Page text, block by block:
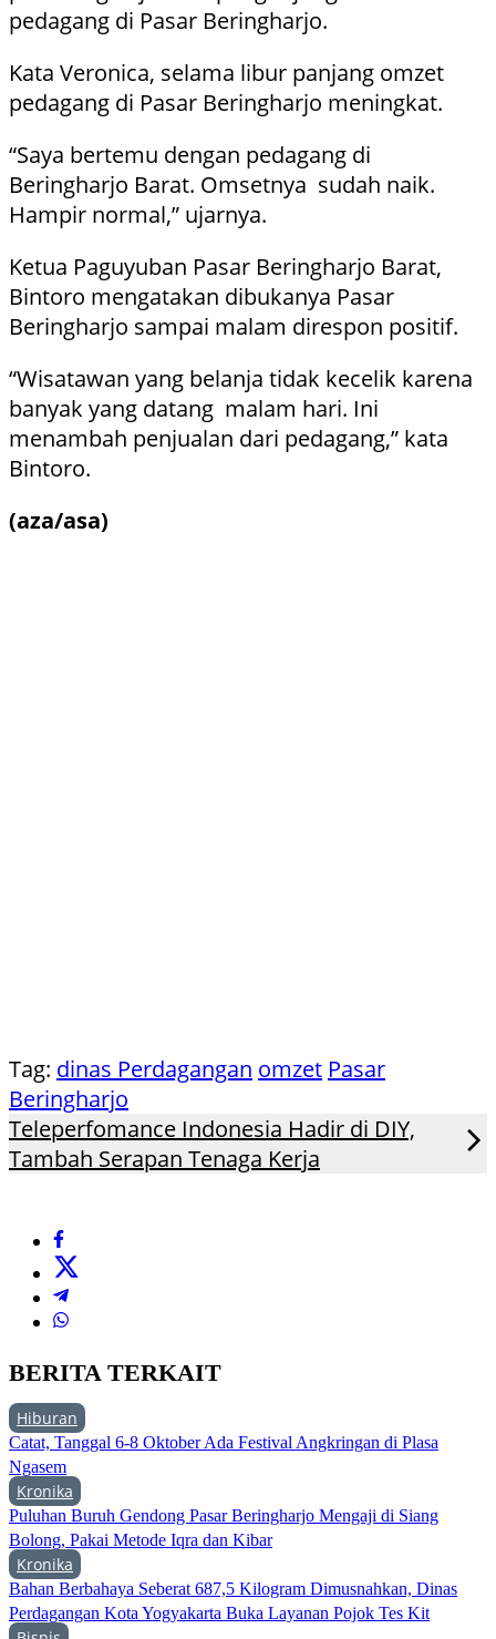
pedagang di Pasar Beringharjo.
Kata Veronica, selama libur panjang omzet
pedagang di Pasar Beringharjo meningkat.
“Saya bertemu dengan pedagang di
Beringharjo Barat. Omsetnya sudah naik.
Hampir normal,” ujarnya.
Ketua Paguyuban Pasar Beringharjo Barat,
Bintoro mengatakan dibukanya Pasar
Beringharjo sampai malam direspon positif.
“Wisatawan yang belanja tidak kecelik karena
banyak yang datang malam hari. Ini
menambah penjualan dari pedagang,” kata
Bintoro.
(aza/asa)
Tag: dinas Perdagangan omzet Pasar
Beringharjo
Teleperfomance Indonesia Hadir di DIY,
Tambah Serapan Tenaga Kerja
BERITA TERKAIT
Hiburan
Catat, Tanggal 6-8 Oktober Ada Festival Angkringan di Plasa
Ngasem
Kronika
Puluhan Buruh Gendong Pasar Beringharjo Mengaji di Siang
Bolong, Pakai Metode Iqra dan Kibar
Kronika
Bahan Berbahaya Seberat 687,5 Kilogram Dimusnahkan, Dinas
Perdagangan Kota Yogyakarta Buka Layanan Pojok Tes Kit